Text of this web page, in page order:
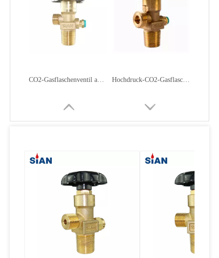
CO2-Gasflaschenventil aus Kupferlegierung Hochdruck-CO2-Gasflaschenventile
Axialanschlusstyp Co2-Sicherheits-Industriegasventil